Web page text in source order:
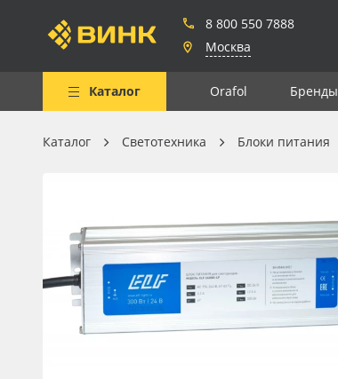
8 800 550 7888
Москва
Каталог Orafol Бренды
Весь каталог
Самоклеящиеся плёнки
Листовые материалы
Чернила
Клей, скотчи и крепёж
Каталог Светотехника Блоки питания